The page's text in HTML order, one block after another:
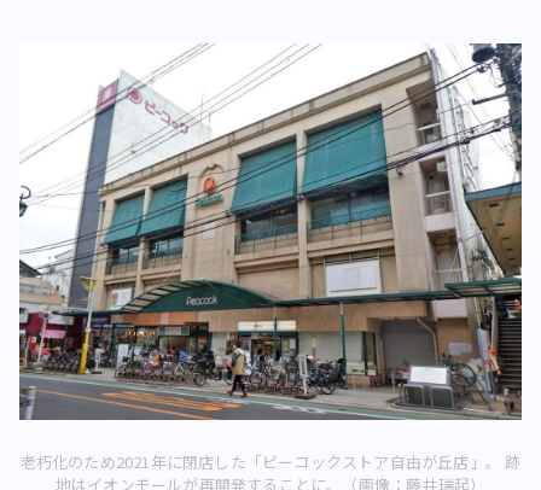
老朽化のため2021年に閉店した「ピーコックストア自由が丘店」。 跡
地はイオンモールが再開発することに。（画像：藤井瑞起）